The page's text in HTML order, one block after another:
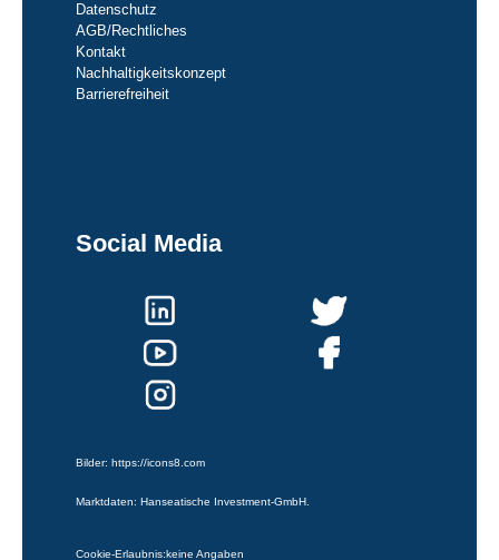
Datenschutz
AGB/Rechtliches
Kontakt
Nachhaltigkeitskonzept
Barrierefreiheit
Social Media
Bilder: https://icons8.com
Marktdaten: Hanseatische Investment-GmbH.
Cookie-Erlaubnis:keine Angaben